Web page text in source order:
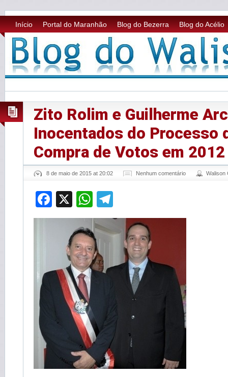
Início Portal do Maranhão Blog do Bezerra Blog do Acélio
Zito Rolim e Guilherme
Inocentados do Processo
Compra de Votos em 2012
8 de maio de 2015 at 20:02 Nenhum comentário Walison
Facebook
X WhatsApp